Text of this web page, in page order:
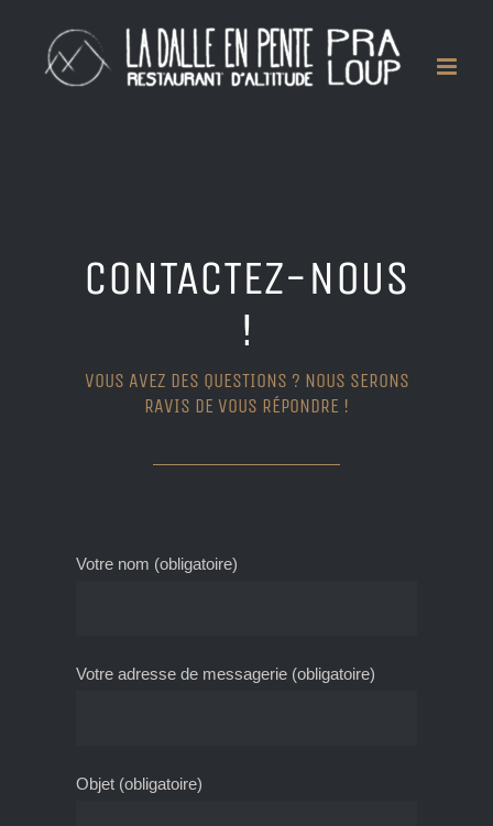
CONTACTEZ-NOUS
!
VOUS AVEZ DES QUESTIONS ? NOUS SERONS
RAVIS DE VOUS RÉPONDRE !
Votre nom (obligatoire)
Votre adresse de messagerie (obligatoire)
Objet (obligatoire)